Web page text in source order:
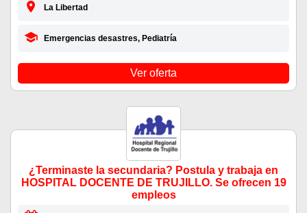
La Libertad
Emergencias desastres, Pediatría
Ver oferta
¿Terminaste la secundaria? Postula y trabaja en
HOSPITAL DOCENTE DE TRUJILLO. Se ofrecen 19
empleos